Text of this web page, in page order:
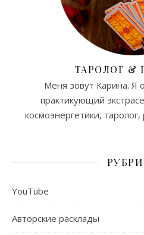
ТАРОЛОГ &
Меня зовут Карина. Я
практикующий
космоэнергетики,
YouTube
Авторские расклады